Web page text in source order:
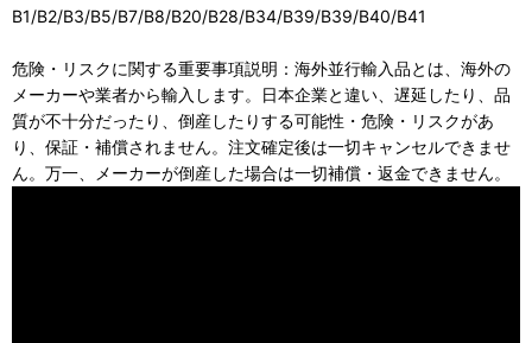
B1/B2/B3/B5/B7/B8/B20/B28/B34/B39/B39/B40/B41
危険・リスクに関する重要事項説明：海外並行輸入品とは、海外の
メーカーや業者から輸入します。日本企業と違い、遅延したり、品
質が不十分だったり、倒産したりする可能性・危険・リスクがあ
り、保証・補償されません。注文確定後は一切キャンセルできませ
ん。万一、メーカーが倒産した場合は一切補償・返金できません。